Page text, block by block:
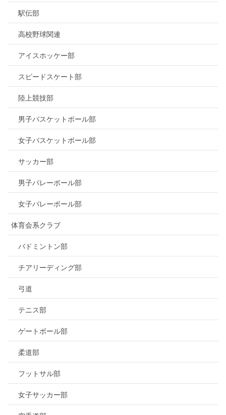
駅伝部
高校野球関連
アイスホッケー部
スピードスケート部
陸上競技部
男子バスケットボール部
女子バスケットボール部
サッカー部
男子バレーボール部
女子バレーボール部
体育会系クラブ
バドミントン部
チアリーディング部
弓道
テニス部
ゲートボール部
柔道部
フットサル部
女子サッカー部